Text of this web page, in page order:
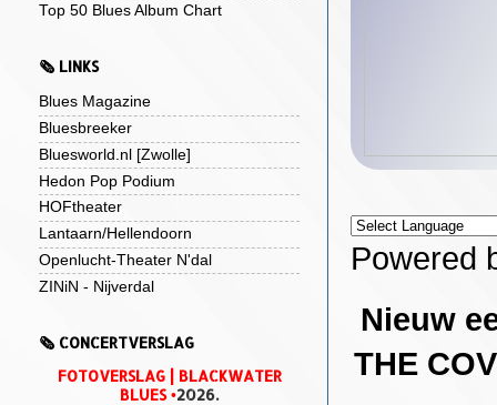
Powered
Nieuw
THE
Top 50 Blues Album Chart
🗞️ LINKS
Blues Magazine
Bluesbreeker
Bluesworld.nl [Zwolle]
Hedon Pop Podium
HOFtheater
Lantaarn/Hellendoorn
Openlucht-Theater N'dal
ZINiN - Nijverdal
🗞️ CONCERTVERSLAG
FOTOVERSLAG | BLACKWATER
BLUES•2026.